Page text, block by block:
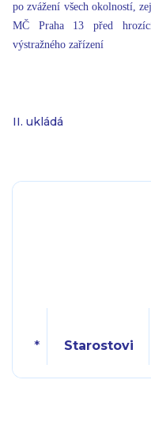
po zvážení všech okolností,
MČ Praha 13 před
výstražného zařízení
II. ukládá
* Starostovi